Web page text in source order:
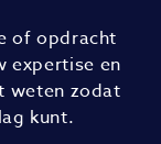
of opdracht
expertise en
weten zodat
kunt.